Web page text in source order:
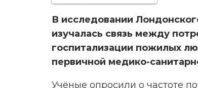
В исследовании
изучалась связь между
госпитализации пожилых
первичной медико-
Учёные опросили о частоте